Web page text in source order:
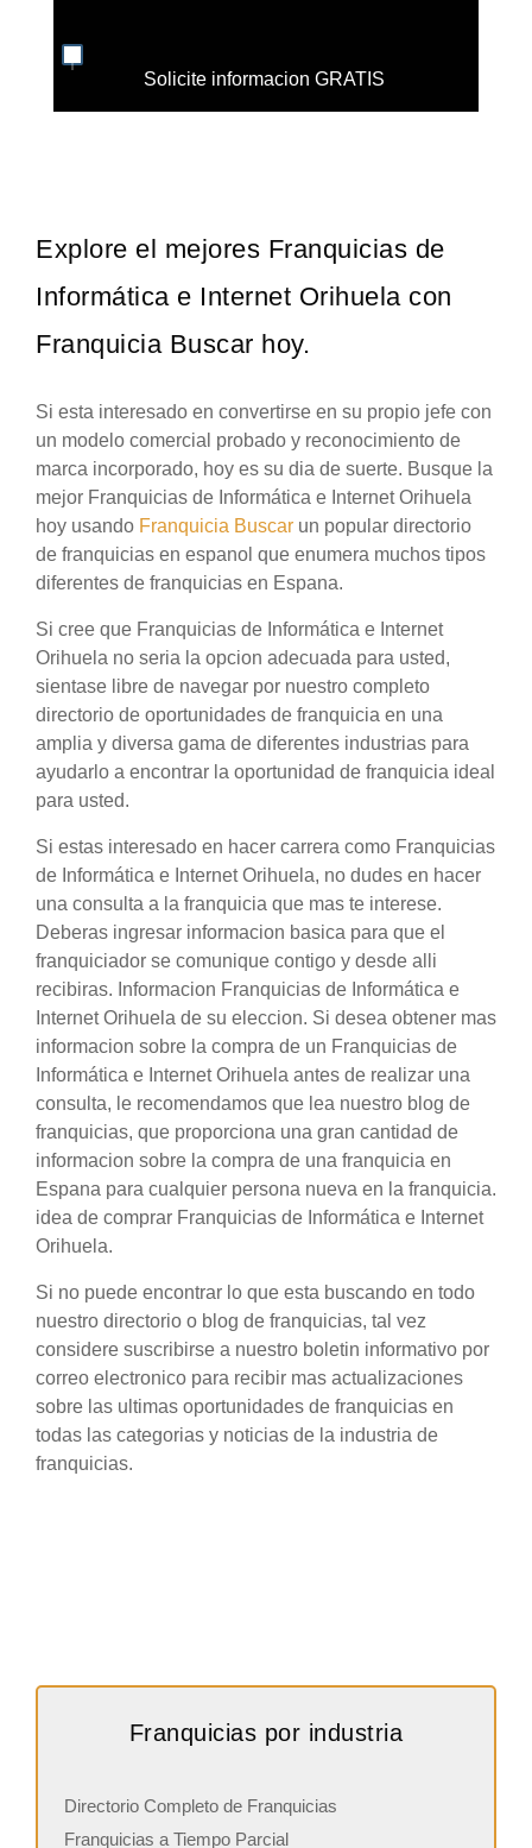
Solicite informacion GRATIS
Explore el mejores Franquicias de
Informática e Internet Orihuela con
Franquicia Buscar hoy.
Si esta interesado en convertirse en su propio jefe con
un modelo comercial probado y reconocimiento de
marca incorporado, hoy es su dia de suerte. Busque la
mejor Franquicias de Informática e Internet Orihuela
hoy usando Franquicia Buscar un popular directorio
de franquicias en espanol que enumera muchos tipos
diferentes de franquicias en Espana.
Si cree que Franquicias de Informática e Internet
Orihuela no seria la opcion adecuada para usted,
sientase libre de navegar por nuestro completo
directorio de oportunidades de franquicia en una
amplia y diversa gama de diferentes industrias para
ayudarlo a encontrar la oportunidad de franquicia ideal
para usted.
Si estas interesado en hacer carrera como Franquicias
de Informática e Internet Orihuela, no dudes en hacer
una consulta a la franquicia que mas te interese.
Deberas ingresar informacion basica para que el
franquiciador se comunique contigo y desde alli
recibiras. Informacion Franquicias de Informática e
Internet Orihuela de su eleccion. Si desea obtener mas
informacion sobre la compra de un Franquicias de
Informática e Internet Orihuela antes de realizar una
consulta, le recomendamos que lea nuestro blog de
franquicias, que proporciona una gran cantidad de
informacion sobre la compra de una franquicia en
Espana para cualquier persona nueva en la franquicia.
idea de comprar Franquicias de Informática e Internet
Orihuela.
Si no puede encontrar lo que esta buscando en todo
nuestro directorio o blog de franquicias, tal vez
considere suscribirse a nuestro boletin informativo por
correo electronico para recibir mas actualizaciones
sobre las ultimas oportunidades de franquicias en
todas las categorias y noticias de la industria de
franquicias.
Franquicias por industria
Directorio Completo de Franquicias
Franquicias a Tiempo Parcial